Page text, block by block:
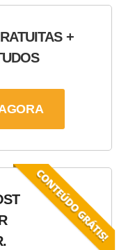
+